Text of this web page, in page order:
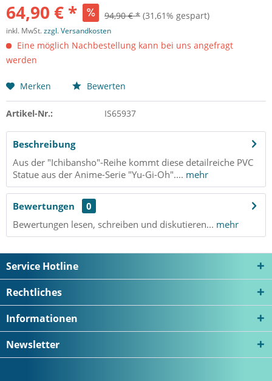
64,90 € * 94,90 € * (31,61% gespart)
inkl. MwSt.zzgl. Versandkosten
Eine möglich Nachbestellung kann bei uns angefragt
werden
Merken Bewerten
Artikel-Nr.: IS65937
Beschreibung
Aus der "Ichibansho"-Reihe kommt diese detailreiche PVC
Statue aus der Anime-Serie "Yu-Gi-Oh".... mehr
Bewertungen
0
Bewertungen lesen, schreiben und diskutieren... mehr
Service Hotline
Rechtliches
Informationen
Newsletter